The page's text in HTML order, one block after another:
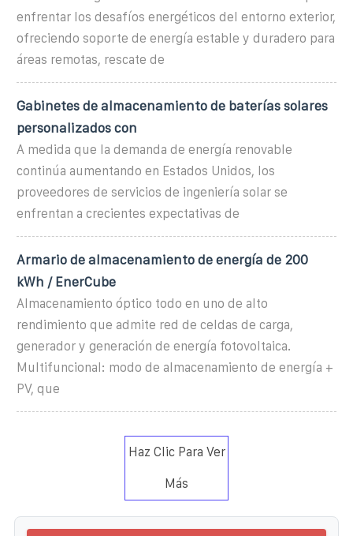
enfrentar los desafíos energéticos del entorno exterior,
ofreciendo soporte de energía estable y duradero para
áreas remotas, rescate de
Gabinetes de almacenamiento de baterías solares
personalizados con
A medida que la demanda de energía renovable
continúa aumentando en Estados Unidos, los
proveedores de servicios de ingeniería solar se
enfrentan a crecientes expectativas de
Armario de almacenamiento de energía de 200
kWh / EnerCube
Almacenamiento óptico todo en uno de alto
rendimiento que admite red de celdas de carga,
generador y generación de energía fotovoltaica.
Multifuncional: modo de almacenamiento de energía +
PV, que
Haz Clic Para Ver
Más